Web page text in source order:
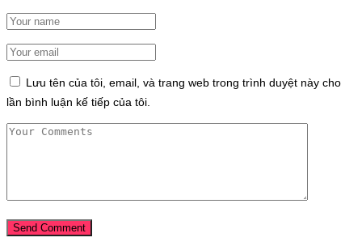
Lưu tên của tôi, email, và trang web trong trình duyệt này cho
lần bình luận kế tiếp của tôi.